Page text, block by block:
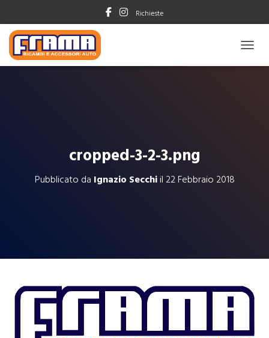
Richieste
cropped-3-2-3.png
Pubblicato da Ignazio Secchiil 22 Febbraio 2018